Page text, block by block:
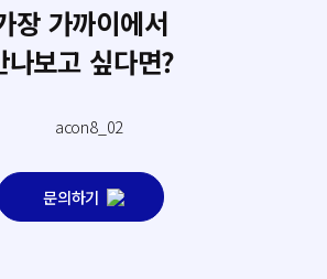
장 가까이에서
나보고 싶다면?
문의하기